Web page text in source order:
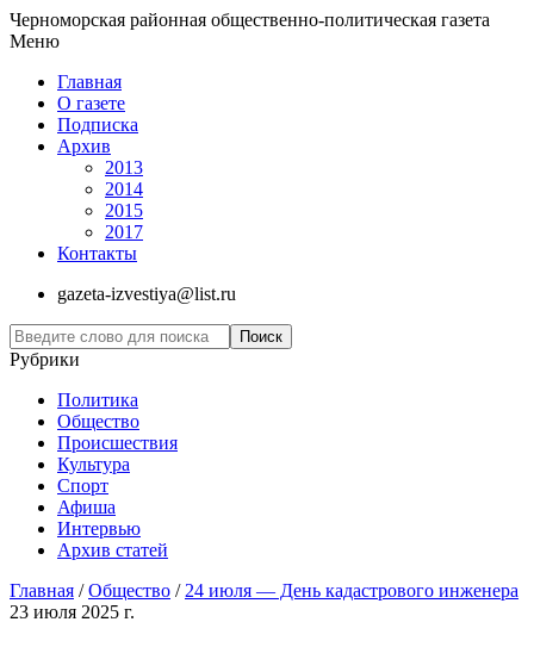
Черноморская районная общественно-политическая газета
Меню
Главная
О газете
Подписка
Архив
2013
2014
2015
2017
Контакты
gazeta-izvestiya@list.ru
Рубрики
Политика
Общество
Проиcшествия
Культура
Спорт
Афиша
Интервью
Архив статей
Главная /Общество / 24 июля — День кадастрового инженера
23 июля 2025 г.